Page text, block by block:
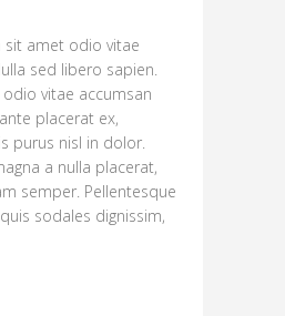
sit amet odio vitae
sed libero sapien.
vitae accumsan
placerat ex,
purus nisl in dolor.
a nulla placerat,
semper. Pellentesque
sodales dignissim,